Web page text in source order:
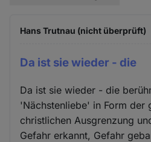
Hans Trutnau (nicht überprüft)
Da ist sie wieder - die
Da ist sie wieder - die
'Nächstenliebe' in Form der
christlichen Ausgrenzung
Gefahr erkannt, Gefahr